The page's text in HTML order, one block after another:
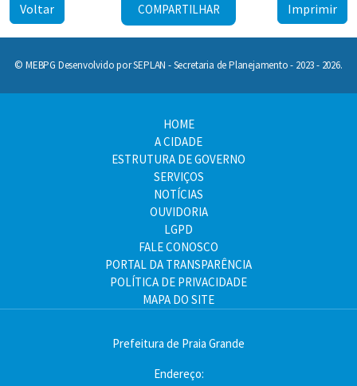
Voltar COMPARTILHAR Imprimir
© MEBPG Desenvolvido por SEPLAN - Secretaria de Planejamento - 2023 - 2026.
HOME
A CIDADE
ESTRUTURA DE GOVERNO
SERVIÇOS
NOTÍCIAS
OUVIDORIA
LGPD
FALE CONOSCO
PORTAL DA TRANSPARÊNCIA
POLÍTICA DE PRIVACIDADE
MAPA DO SITE
Prefeitura de Praia Grande
Endereço: